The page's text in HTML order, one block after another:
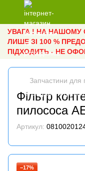
УВАГА ! НА НАШОМУ
ЛИШЕ ЗІ 100 %
ПІДХОДИТЬ - НЕ
Запчастини для
Фільтр
пилососа
Артикул:
−17%